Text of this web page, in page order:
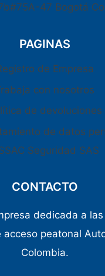
47 Bogotá
PAGINAS
de Empresa
con nosotros
de devoluciones
de datos
Seguridad SAS
CONTACTO
dedicada a
peatonal
Colombia.